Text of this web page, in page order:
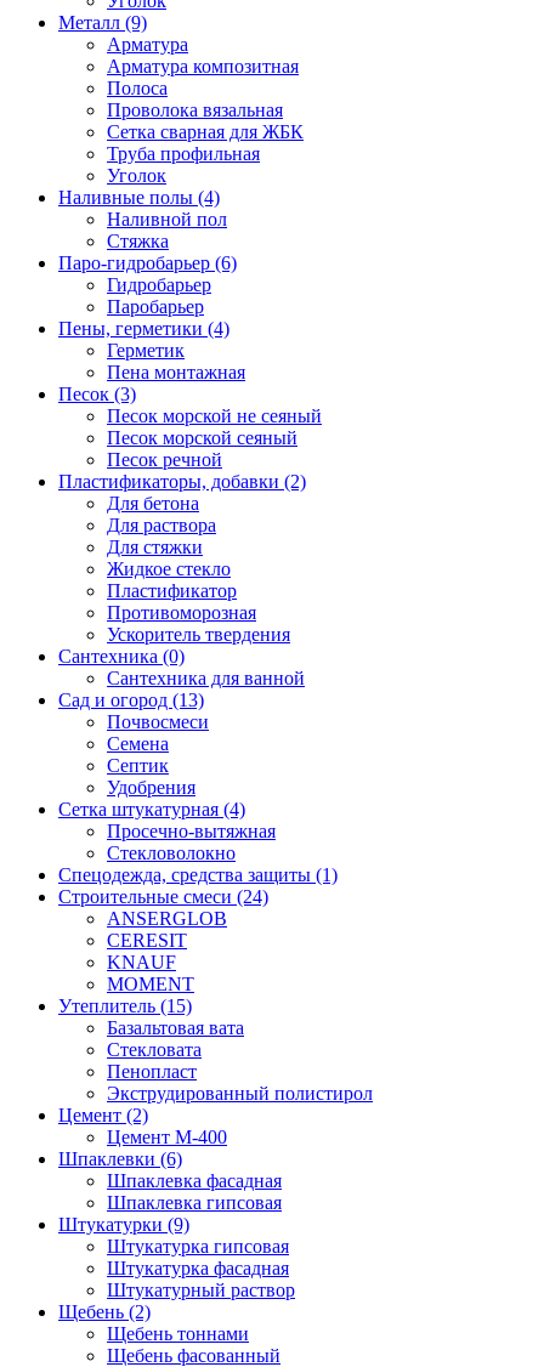
Металл (9)
Арматура
Арматура композитная
Полоса
Проволока вязальная
Сетка сварная для ЖБК
Труба профильная
Уголок
Наливные полы (4)
Наливной пол
Стяжка
Паро-гидробарьер (6)
Гидробарьер
Паробарьер
Пены, герметики (4)
Герметик
Пена монтажная
Песок (3)
Песок морской не сеяный
Песок морской сеяный
Песок речной
Пластификаторы, добавки (2)
Для бетона
Для раствора
Для стяжки
Жидкое стекло
Пластификатор
Противоморозная
Ускоритель твердения
Сантехника (0)
Сантехника для ванной
Сад и огород (13)
Почвосмеси
Семена
Септик
Удобрения
Сетка штукатурная (4)
Просечно-вытяжная
Стекловолокно
Спецодежда, средства защиты (1)
Строительные смеси (24)
ANSERGLOB
CERESIT
KNAUF
MOMENT
Утеплитель (15)
Базальтовая вата
Стекловата
Пенопласт
Экструдированный полистирол
Цемент (2)
Цемент М-400
Шпаклевки (6)
Шпаклевка фасадная
Шпаклевка гипсовая
Штукатурки (9)
Штукатурка гипсовая
Штукатурка фасадная
Штукатурный раствор
Щебень (2)
Щебень тоннами
Щебень фасованный